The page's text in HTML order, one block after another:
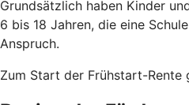
Grundsätzlich haben Kinder
6 bis 18 Jahren, die eine
Anspruch.
Zum Start der Frühstart-Rente